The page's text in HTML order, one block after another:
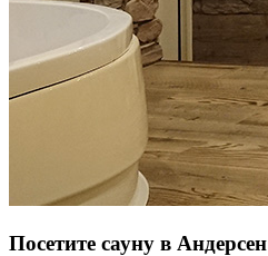
Посетите сауну в Андерсен